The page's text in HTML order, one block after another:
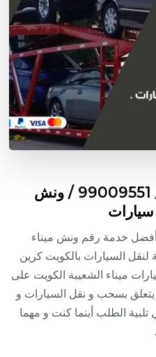
رقم ونش ميناء الشعيبة / 99009551‬ / ونش
أفضل خدمة رقم ونش ميناء
رقم 24/7 سطحة لنقل السيارات بالكويت كرين
ميناء الشعيبة الكويت على
بسحب و نقل السيارات و
الطلب أينما كنت و مهما